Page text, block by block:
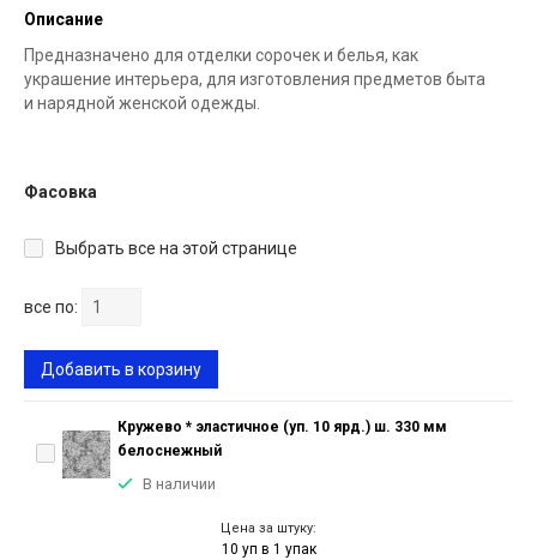
Описание
Предназначено для отделки сорочек и белья, как
украшение интерьера, для изготовления предметов быта
и нарядной женской одежды.
Фасовка
Выбрать все на этой странице
все по:
Добавить в корзину
Кружево * эластичное (уп. 10 ярд.) ш. 330 мм
белоснежный
В наличии
Цена за штуку:
10 уп в 1 упак